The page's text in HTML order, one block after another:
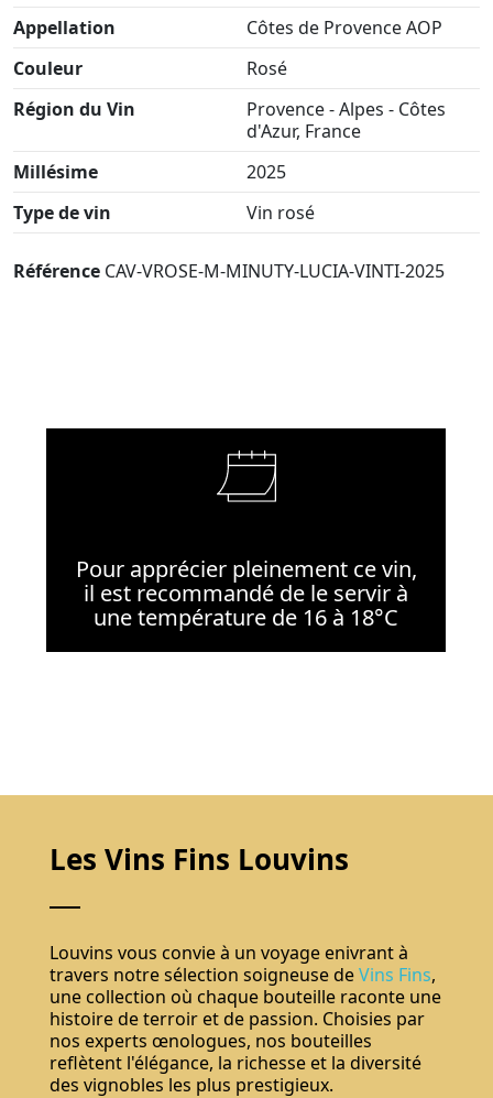
Appellation
Côtes de Provence AOP
Couleur
Rosé
Région du Vin
Provence - Alpes - Côtes
d'Azur, France
Millésime
2025
Type de vin
Vin rosé
Référence CAV-VROSE-M-MINUTY-LUCIA-VINTI-2025
Pour apprécier pleinement ce vin,
il est recommandé de le servir à
une température de 16 à 18°C
Les Vins Fins Louvins
Louvins vous convie à un voyage enivrant à
travers notre sélection soigneuse deVins Fins,
une collection où chaque bouteille raconte une
histoire de terroir et de passion. Choisies par
nos experts œnologues, nos bouteilles
reflètent l'élégance, la richesse et la diversité
des vignobles les plus prestigieux.